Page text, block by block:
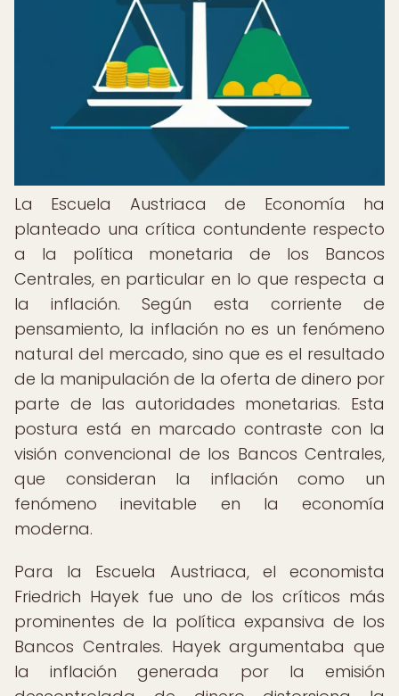
La Escuela Austriaca de Economía ha
planteado una crítica contundente respecto
a la política monetaria de los Bancos
Centrales, en particular en lo que respecta a
la inflación. Según esta corriente de
pensamiento, la inflación no es un fenómeno
natural del mercado, sino que es el resultado
de la manipulación de la oferta de dinero por
parte de las autoridades monetarias. Esta
postura está en marcado contraste con la
visión convencional de los Bancos Centrales,
que consideran la inflación como un
fenómeno inevitable en la economía
moderna.
Para la Escuela Austriaca, el economista
Friedrich Hayek fue uno de los críticos más
prominentes de la política expansiva de los
Bancos Centrales. Hayek argumentaba que
la inflación generada por la emisión